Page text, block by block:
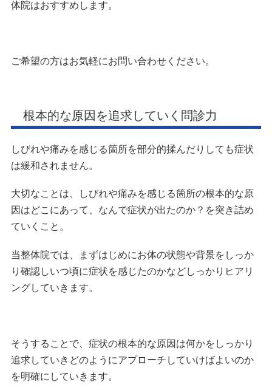
体院はおすすめします。
ご希望の方はお気軽にお問い合わせください。
根本的な原因を追求していく問診力
しびれや痛みを感じる箇所を部分的揉んだりしても症状
は緩和されません。
大切なことは、しびれや痛みを感じる箇所の根本的な原
因はどこにあって、なんで症状が出たのか？を突き詰め
ていくこと。
当整体院では、まずはじめにお体の状態や背景をしっか
り確認しいつ頃に症状を感じたのかなどしっかりヒアリ
ングしていきます。
そうすることで、症状の根本的な原因は何かをしっかり
追求していきどのようにアプローチしていけばよいのか
を明確にしていきます。